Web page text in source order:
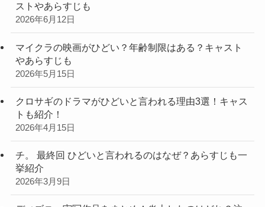
ストやあらすじも
2026年6月12日
マイクラの映画がひどい？年齢制限はある？キャスト
やあらすじも
2026年5月15日
クロサギのドラマがひどいと言われる理由3選！キャス
トも紹介！
2026年4月15日
チ。 最終回 ひどいと言われるのはなぜ？あらすじも一
挙紹介
2026年3月9日